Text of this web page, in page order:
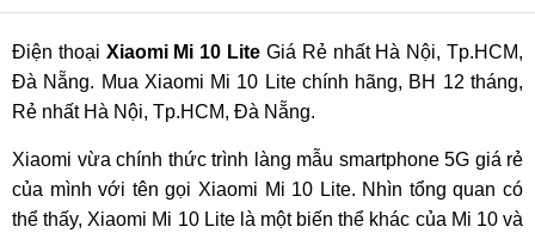
Điện thoại Xiaomi Mi 10 Lite Giá Rẻ nhất Hà Nội, Tp.HCM,
Đà Nẵng. Mua Xiaomi Mi 10 Lite chính hãng, BH 12 tháng,
Rẻ nhất Hà Nội, Tp.HCM, Đà Nẵng.
Xiaomi vừa chính thức trình làng mẫu smartphone 5G giá rẻ
của mình với tên gọi Xiaomi Mi 10 Lite. Nhìn tổng quan có
thể thấy, Xiaomi Mi 10 Lite là một biến thể khác của Mi 10 và